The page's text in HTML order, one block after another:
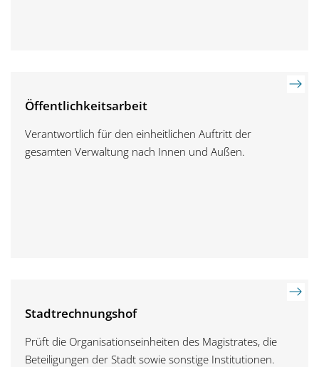
Öffentlichkeitsarbeit
Verantwortlich für den einheitlichen Auftritt der
gesamten Verwaltung nach Innen und Außen.
Stadtrechnungshof
Prüft die Organisationseinheiten des Magistrates, die
Beteiligungen der Stadt sowie sonstige Institutionen.